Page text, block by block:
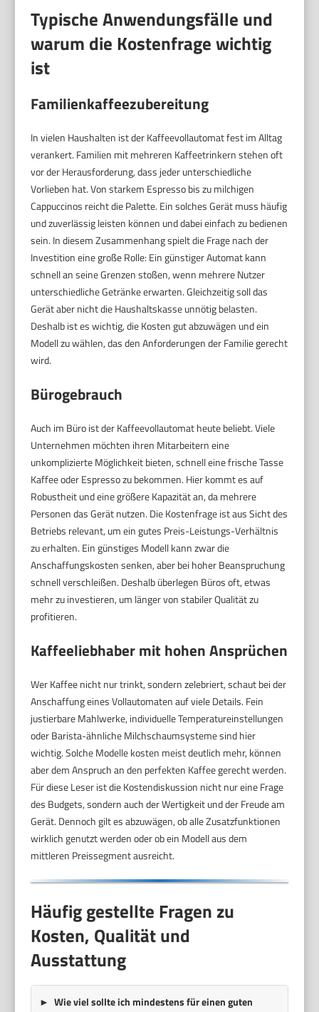
Typische Anwendungsfälle und
warum die Kostenfrage wichtig
ist
Familienkaffeezubereitung
In vielen Haushalten ist der Kaffeevollautomat fest im Alltag
verankert. Familien mit mehreren Kaffeetrinkern stehen oft
vor der Herausforderung, dass jeder unterschiedliche
Vorlieben hat. Von starkem Espresso bis zu milchigen
Cappuccinos reicht die Palette. Ein solches Gerät muss häufig
und zuverlässig leisten können und dabei einfach zu bedienen
sein. In diesem Zusammenhang spielt die Frage nach der
Investition eine große Rolle: Ein günstiger Automat kann
schnell an seine Grenzen stoßen, wenn mehrere Nutzer
unterschiedliche Getränke erwarten. Gleichzeitig soll das
Gerät aber nicht die Haushaltskasse unnötig belasten.
Deshalb ist es wichtig, die Kosten gut abzuwägen und ein
Modell zu wählen, das den Anforderungen der Familie gerecht
wird.
Bürogebrauch
Auch im Büro ist der Kaffeevollautomat heute beliebt. Viele
Unternehmen möchten ihren Mitarbeitern eine
unkomplizierte Möglichkeit bieten, schnell eine frische Tasse
Kaffee oder Espresso zu bekommen. Hier kommt es auf
Robustheit und eine größere Kapazität an, da mehrere
Personen das Gerät nutzen. Die Kostenfrage ist aus Sicht des
Betriebs relevant, um ein gutes Preis-Leistungs-Verhältnis
zu erhalten. Ein günstiges Modell kann zwar die
Anschaffungskosten senken, aber bei hoher Beanspruchung
schnell verschleißen. Deshalb überlegen Büros oft, etwas
mehr zu investieren, um länger von stabiler Qualität zu
profitieren.
Kaffeeliebhaber mit hohen Ansprüchen
Wer Kaffee nicht nur trinkt, sondern zelebriert, schaut bei der
Anschaffung eines Vollautomaten auf viele Details. Fein
justierbare Mahlwerke, individuelle Temperatureinstellungen
oder Barista-ähnliche Milchschaumsysteme sind hier
wichtig. Solche Modelle kosten meist deutlich mehr, können
aber dem Anspruch an den perfekten Kaffee gerecht werden.
Für diese Leser ist die Kostendiskussion nicht nur eine Frage
des Budgets, sondern auch der Wertigkeit und der Freude am
Gerät. Dennoch gilt es abzuwägen, ob alle Zusatzfunktionen
wirklich genutzt werden oder ob ein Modell aus dem
mittleren Preissegment ausreicht.
Häufig gestellte Fragen zu
Kosten, Qualität und
Ausstattung
Wie viel sollte ich mindestens für einen guten